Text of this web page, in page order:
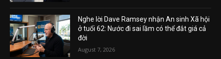
Nghe lời Dave Ramsey nhận An sinh Xã hội
ở tuổi 62: Nước đi sai lầm có thể đắt giá cả
đời
August 7, 2026